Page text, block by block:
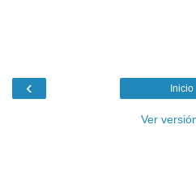
‹ Inicio
Ver